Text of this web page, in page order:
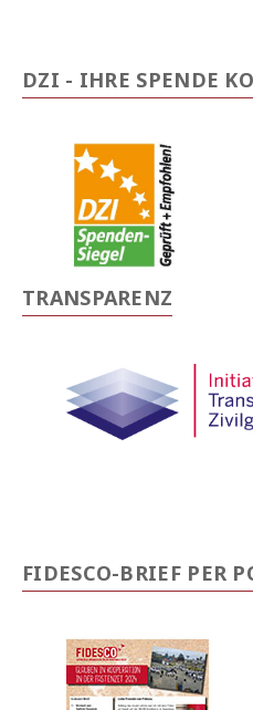
DZI - IHRE SPENDE
TRANSPARENZ
FIDESCO-BRIEF PER